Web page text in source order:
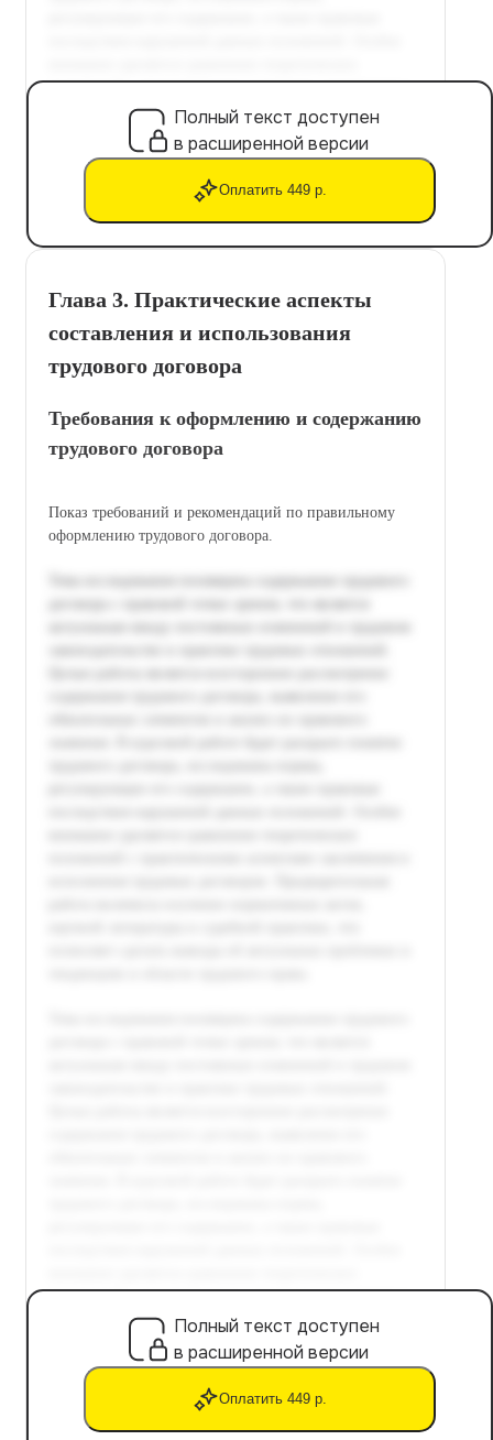
Полный текст доступен
в расширенной версии
Оплатить 449 р.
Глава 3. Практические аспекты
составления и использования
трудового договора
Требования к оформлению и содержанию
трудового договора
Показ требований и рекомендаций по правильному
оформлению трудового договора.
Полный текст доступен
в расширенной версии
Оплатить 449 р.